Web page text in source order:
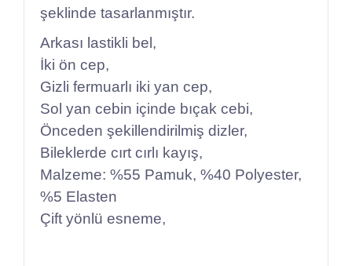
şeklinde tasarlanmıştır.
Arkası lastikli bel,
İki ön cep,
Gizli fermuarlı iki yan cep,
Sol yan cebin içinde bıçak cebi,
Önceden şekillendirilmiş dizler,
Bileklerde cırt cırlı kayış,
Malzeme: %55 Pamuk, %40 Polyester,
%5 Elasten
Çift yönlü esneme,